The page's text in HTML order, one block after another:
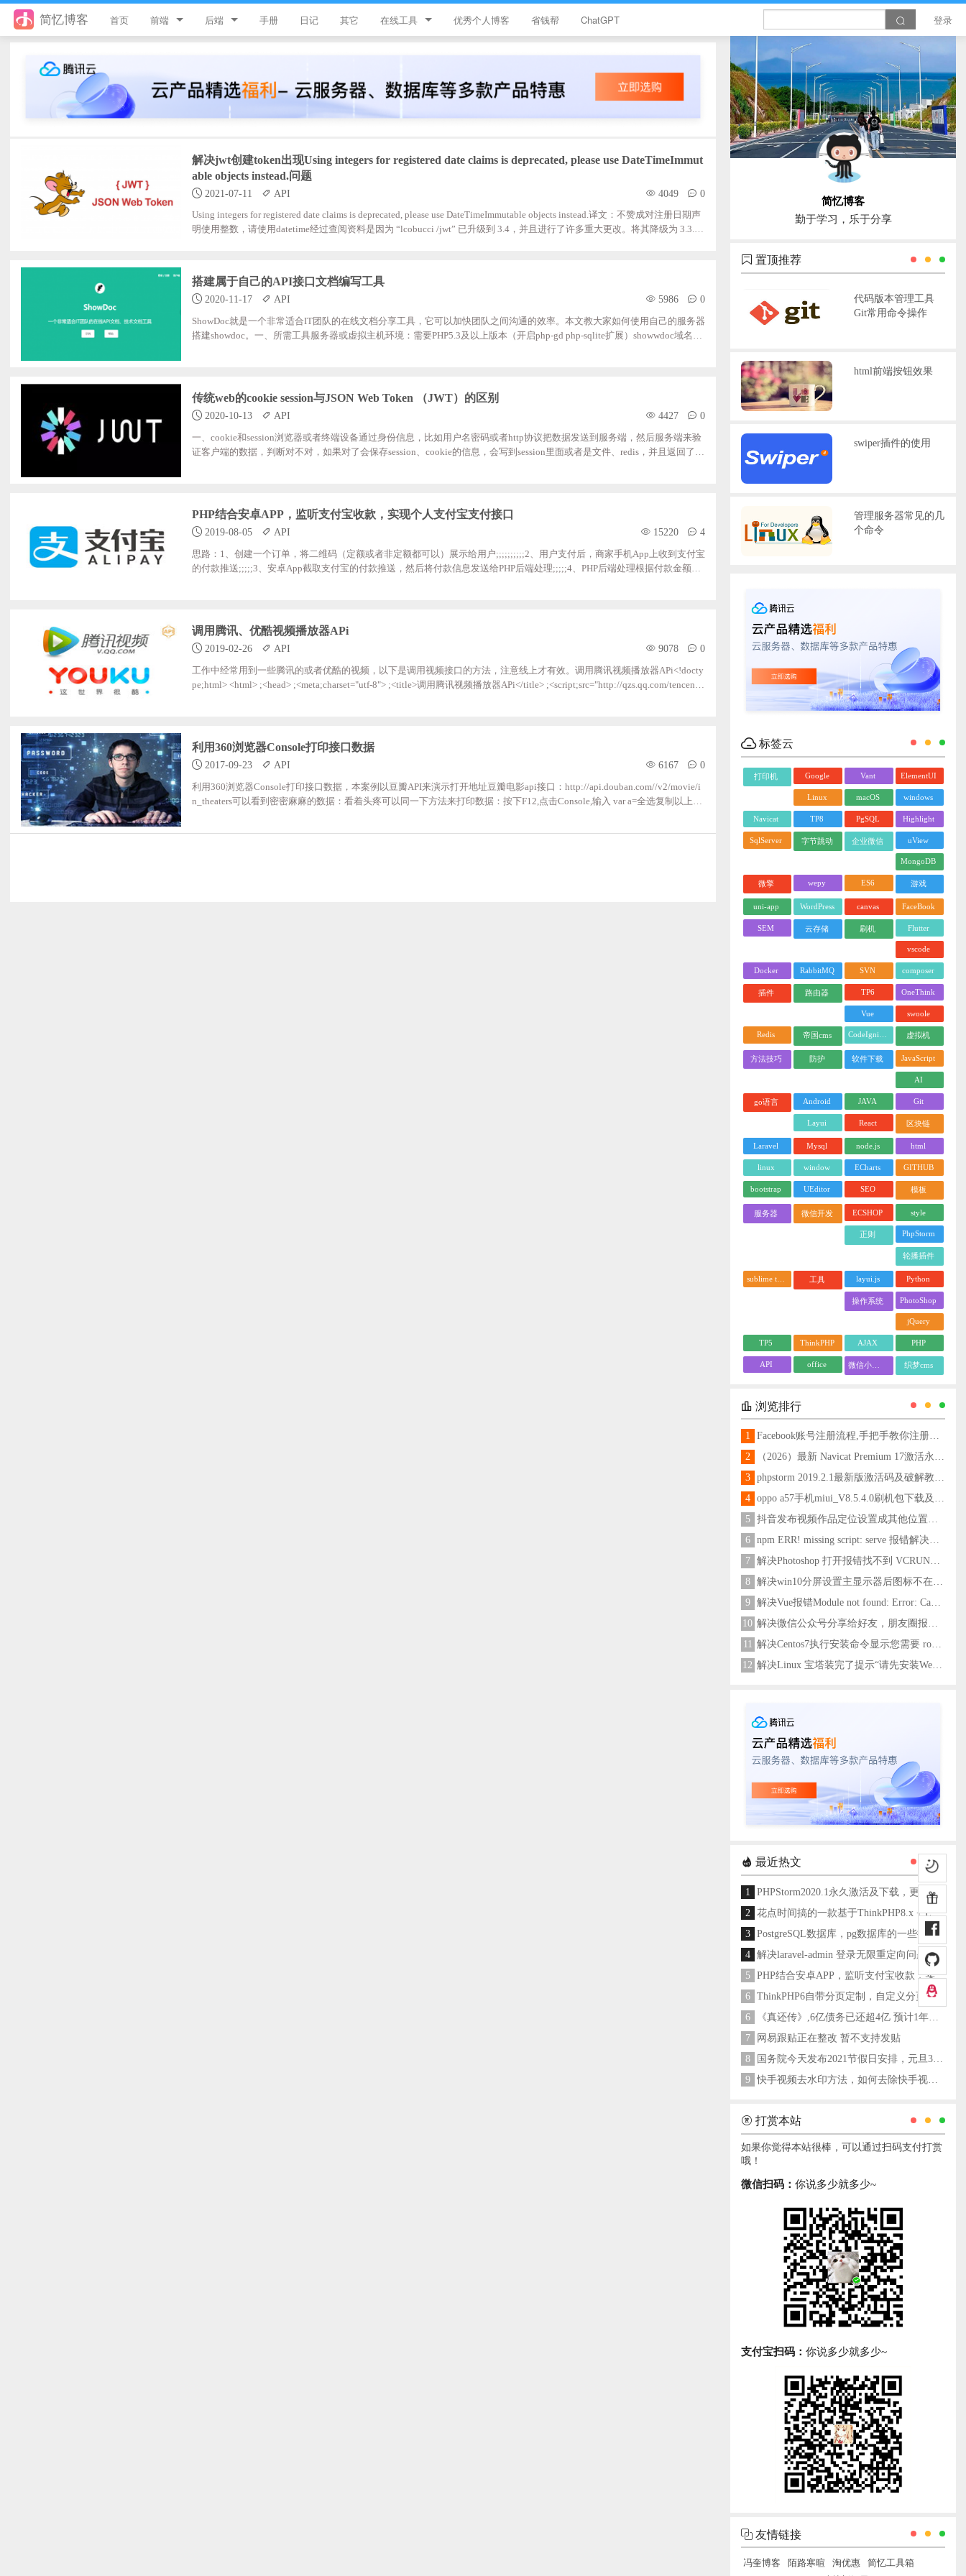
简忆博客 首页 前端
JavaScript
Style
React
后端
ThinkPHP8
ThinkPHP6
ThinkPHP
Laravel
微信小程序
手册 日记 其它 在线工具
领优惠券
违禁词查询
优秀个人博客 省钱帮 ChatGPT 登录
解决jwt创建token出现Using integers for registered date claims is deprecated, please use DateTimeImmut
able objects instead.问题
2021-07-11 API 4049 0
Using integers for registered date claims is deprecated, please use DateTimeImmutable objects instead.译文：不赞成对注册日期声
明使用整数，请使用datetime经过查阅资料是因为 “lcobucci /jwt” 已升级到 3.4，并且进行了许多重大更改。将其降级为 3.3.3
搭建属于自己的API接口文档编写工具
2020-11-17 API 5986 0
ShowDoc就是一个非常适合IT团队的在线文档分享工具，它可以加快团队之间沟通的效率。本文教大家如何使用自己的服务器
搭建showdoc。一、所需工具服务器或虚拟主机环境：需要PHP5.3及以上版本（开启php-gd php-sqlite扩展）showwdoc域名
传统web的cookie session与JSON Web Token （JWT）的区别
2020-10-13 API 4427 0
一、cookie和session浏览器或者终端设备通过身份信息，比如用户名密码或者http协议把数据发送到服务端，然后服务端来验
证客户端的数据，判断对不对，如果对了会保存session、cookie的信息，会写到session里面或者是文件、redis，并且返回了一
PHP结合安卓APP，监听支付宝收款，实现个人支付宝支付接口
2019-08-05 API 15220 4
思路：1、创建一个订单，将二维码（定额或者非定额都可以）展示给用户;;;;;;;;;;2、用户支付后，商家手机App上收到支付宝
的付款推送;;;;;3、安卓App截取支付宝的付款推送，然后将付款信息发送给PHP后端处理;;;;;4、PHP后端处理根据付款金额，
调用腾讯、优酷视频播放器APi
2019-02-26 API 9078 0
工作中经常用到一些腾讯的或者优酷的视频，以下是调用视频接口的方法，注意线上才有效。调用腾讯视频播放器APi<!docty
pe;html> <html> ;<head> ;<meta;charset="utf-8"> ;<title>调用腾讯视频播放器APi</title> ;<script;src="http://qzs.qq.com/tencentv
利用360浏览器Console打印接口数据
2017-09-23 API 6167 0
利用360浏览器Console打印接口数据，本案例以豆瓣API来演示打开地址豆瓣电影api接口：http://api.douban.com//v2/movie/i
n_theaters可以看到密密麻麻的数据：看着头疼可以同一下方法来打印数据：按下F12,点击Console,输入 var a=全选复制以上数
简忆博客
勤于学习，乐于分享
置顶推荐
代码版本管理工具
Git常用命令操作
html前端按钮效果
swiper插件的使用
管理服务器常见的几
个命令
标签云
打印机 Google Vant ElementUI
Linux macOS windows
Navicat TP8 PgSQL Highlight
SqlServer 字节跳动 企业微信 uView
MongoDB
微擎 wepy ES6 游戏
uni-app WordPress canvas FaceBook
SEM 云存储 刷机 Flutter
vscode
Docker RabbitMQ SVN composer
插件 路由器 TP6 OneThink
Vue swoole
Redis 帝国cms CodeIgniter 虚拟机
方法技巧 防护 软件下载 JavaScript
AI
go语言 Android JAVA Git
Layui React 区块链
Laravel Mysql node.js html
linux window ECharts GITHUB
bootstrap UEditor SEO 模板
服务器 微信开发 ECSHOP style
正则 PhpStorm
轮播插件
sublime text 工具 layui.js Python
操作系统 PhotoShop
jQuery
TP5 ThinkPHP AJAX PHP
API office 微信小程序 织梦cms
浏览排行
1
Facebook账号注册流程,手把手教你注册脸书账号
2
（2026）最新 Navicat Premium 17激活永久教程
3
phpstorm 2019.2.1最新版激活码及破解教程更新至2024
4
oppo a57手机miui_V8.5.4.0刷机包下载及刷机教程
5
抖音发布视频作品定位设置成其他位置方法
6
npm ERR! missing script: serve 报错解决方法
7
解决Photoshop 打开报错找不到 VCRUNTIME140_1.dll问题
8
解决win10分屏设置主显示器后图标不在主显示器问题
9
解决Vue报错Module not found: Error: Can't resolve 'less-loader' in 'C:\Users\Hm\Desktop\vue\vue_shop'问题
10
解决微信公众号分享给好友，朋友圈报错errMsg: "onMenuShareAppMessage:fail, the permission value is offline verifying"
11
解决Centos7执行安装命令显示您需要 root 权限执行此命令
12
解决Linux 宝塔装完了提示“请先安装Web服务器！”
最近热文
1
PHPStorm2020.1永久激活及下载，更新至2024
2
花点时间搞的一款基于ThinkPHP8.x + Layui架构开发的通用后台管理系统
3
PostgreSQL数据库，pg数据库的一些操作命令
4
解决laravel-admin 登录无限重定向问题
5
PHP结合安卓APP，监听支付宝收款，实现个人支付宝支付接口
6
ThinkPHP6自带分页定制，自定义分页类
6
《真还传》,6亿债务已还超4亿 预计1年多之内就能还清
7
网易跟贴正在整改 暂不支持发贴
8
国务院今天发布2021节假日安排，元旦3天，春节7天，劳动节5天
9
快手视频去水印方法，如何去除快手视频水印
打赏本站
如果你觉得本站很棒，可以通过扫码支付打赏
哦！
微信扫码： 你说多少就多少~
支付宝扫码： 你说多少就多少~
友情链接
冯奎博客 陌路寒暄 淘优惠
简忆工具箱